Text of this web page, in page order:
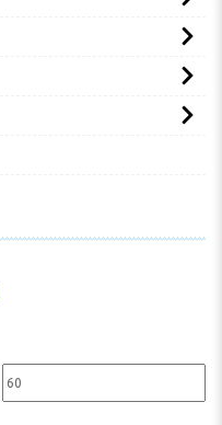
Precio máximo